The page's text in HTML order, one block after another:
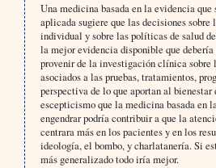
Una medicina basada en la evidencia
aplicada sugiere que las decisiones sobre
individual y sobre las políticas de salud
la mejor evidencia disponible que
provenir de la investigación clínica sobre
asociados a las pruebas, tratamientos,
perspectiva de lo que aportan al
escepticismo que la medicina basada en
engendrar podría contribuir a que la
centrara más en los pacientes y en los
ideología, el bombo, y charlatanería. Si
más generalizado todo iría mejor.